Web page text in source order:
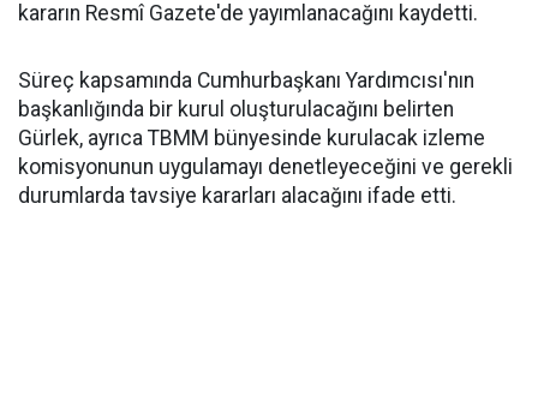
kararın Resmî Gazete'de yayımlanacağını kaydetti.
Süreç kapsamında Cumhurbaşkanı Yardımcısı'nın
başkanlığında bir kurul oluşturulacağını belirten
Gürlek, ayrıca TBMM bünyesinde kurulacak izleme
komisyonunun uygulamayı denetleyeceğini ve gerekli
durumlarda tavsiye kararları alacağını ifade etti.